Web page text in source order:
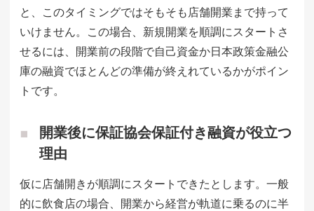
と、このタイミングではそもそも店舗開業まで持って
いけません。この場合、新規開業を順調にスタートさ
せるには、開業前の段階で自己資金か日本政策金融公
庫の融資でほとんどの準備が終えれているかがポイン
トです。
開業後に保証協会保証付き融資が役立つ
理由
仮に店舗開きが順調にスタートできたとします。一般
的に飲食店の場合、開業から経営が軌道に乗るのに半